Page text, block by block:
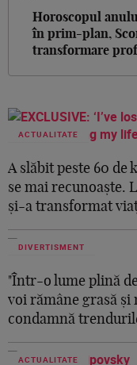
Horoscopul
în prim-plan,
transformare
ACTUALITATE
A slăbit peste 60 de
se mai recunoaște.
și-a transformat
DIVERTISMENT
"Într-o lume plină
voi rămâne grasă și
condamnă
ACTUALITATE